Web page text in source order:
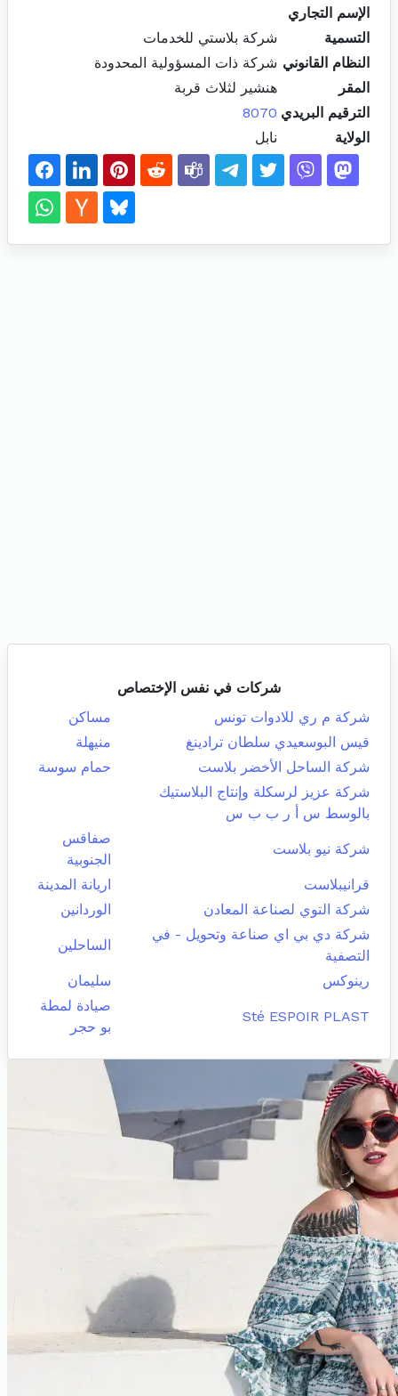
الإسم التجاري
التسمية
شركة بلاستي للخدمات
النظام القانوني شركة ذات المسؤولية المحدودة
المقر
هنشير لثلاث قربة
الترقيم البريدي 8070
الولاية
نابل
شركات في نفس الإختصاص
شركة م ري للادوات تونس
مساكن
قيس البوسعيدي سلطان ترادينغ
منيهلة
شركة الساحل الأخضر بلاست
حمام سوسة
شركة عزيز لرسكلة وإنتاج البلاستيك
بالوسط س أ ر ب ب س
شركة نيو بلاست
صفاقس
الجنوبية
قرانيبلاست
اريانة المدينة
شركة التوي لصناعة المعادن
الوردانين
شركة دي بي اي صناعة وتحويل - في
التصفية
الساحلين
رينوكس سليمان
Sté ESPOIR PLAST
صيادة لمطة
بو حجر